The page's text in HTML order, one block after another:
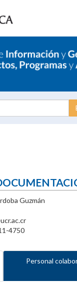
Guzmán
4750
Personal